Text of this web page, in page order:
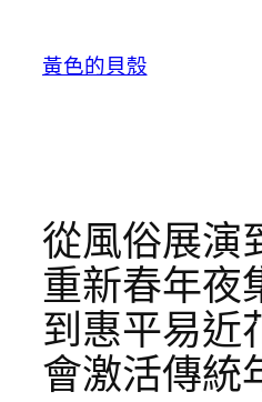
黃色的貝殼
從風俗展演
重新春年夜
到惠平易近
會激活傳統